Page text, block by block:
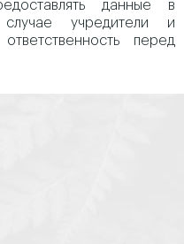
данные в
учредители и
перед